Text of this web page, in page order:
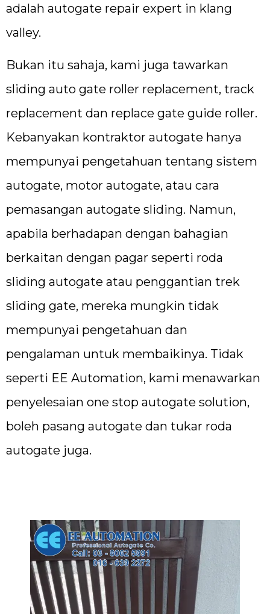
adalah autogate repair expert in klang
valley.
Bukan itu sahaja, kami juga tawarkan
sliding auto gate roller replacement, track
replacement dan replace gate guide roller.
Kebanyakan kontraktor autogate hanya
mempunyai pengetahuan tentang sistem
autogate, motor autogate, atau cara
pemasangan autogate sliding. Namun,
apabila berhadapan dengan bahagian
berkaitan dengan pagar seperti roda
sliding autogate atau penggantian trek
sliding gate, mereka mungkin tidak
mempunyai pengetahuan dan
pengalaman untuk membaikinya. Tidak
seperti EE Automation, kami menawarkan
penyelesaian one stop autogate solution,
boleh pasang autogate dan tukar roda
autogate juga.